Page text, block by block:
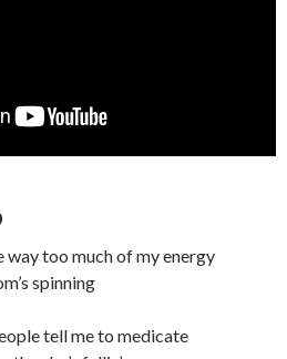
way too much of my energy
spinning
tell me to medicate